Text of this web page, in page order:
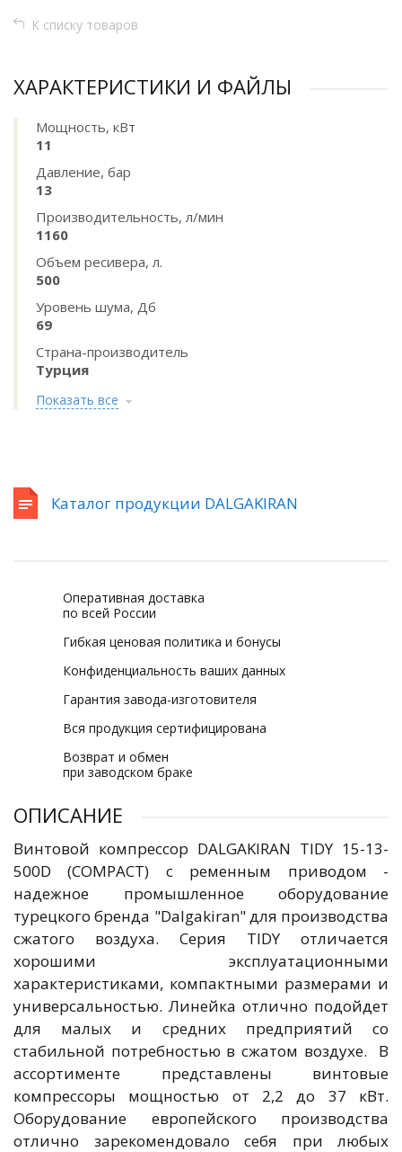
К списку товаров
ХАРАКТЕРИСТИКИ И ФАЙЛЫ
Мощность, кВт
11
Давление, бар
13
Производительность, л/мин
1160
Объем ресивера, л.
500
Уровень шума, Дб
69
Страна-производитель
Турция
Показать все
Каталог продукции DALGAKIRAN
Оперативная доставка
по всей России
Гибкая ценовая политика и бонусы
Конфиденциальность ваших данных
Гарантия завода-изготовителя
Вся продукция сертифицирована
Возврат и обмен
при заводском браке
ОПИСАНИЕ
Винтовой компрессор DALGAKIRAN TIDY 15-13-
500D (COMPACT) с ременным приводом -
надежное промышленное оборудование
турецкого бренда "Dalgakiran" для производства
сжатого воздуха. Серия TIDY отличается
хорошими эксплуатационными
характеристиками, компактными размерами и
универсальностью. Линейка отлично подойдет
для малых и средних предприятий со
стабильной потребностью в сжатом воздухе. В
ассортименте представлены винтовые
компрессоры мощностью от 2,2 до 37 кВт.
Оборудование европейского производства
отлично зарекомендовало себя при любых